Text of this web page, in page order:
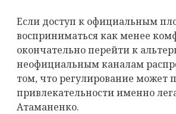
Если доступ к официальным
восприниматься как менее
окончательно перейти к
неофициальным каналам
том, что регулирование может
привлекательности именно
Атаманенко.